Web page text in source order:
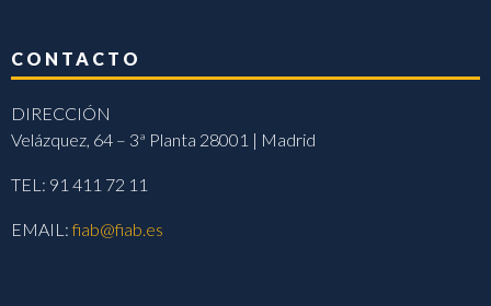
CONTACTO
DIRECCIÓN
Velázquez, 64 – 3ª Planta 28001 | Madrid
TEL: 91 411 72 11
EMAIL:fiab@fiab.es